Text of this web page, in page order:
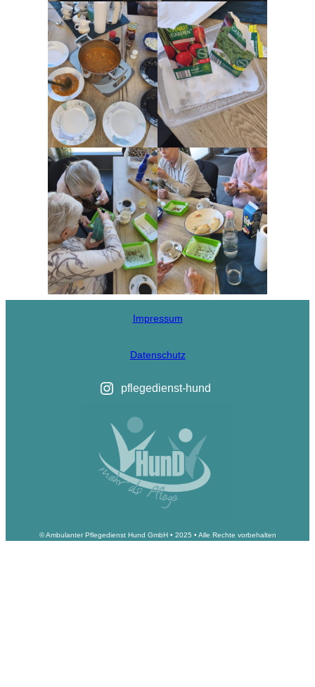
Impressum
Datenschutz
pflegedienst-hund
© Ambulanter Pflegedienst Hund GmbH • 2025 • Alle Rechte vorbehalten